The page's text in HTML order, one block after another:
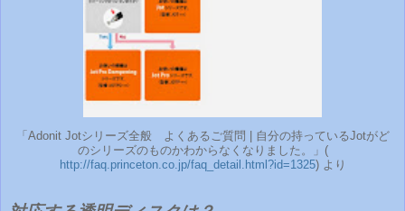
「Adonit Jotシリーズ全般 よくあるご質問 | 自分の持っているJotがど
のシリーズのものかわからなくなりました。」(
http://faq.princeton.co.jp/faq_detail.html?id=1325) より